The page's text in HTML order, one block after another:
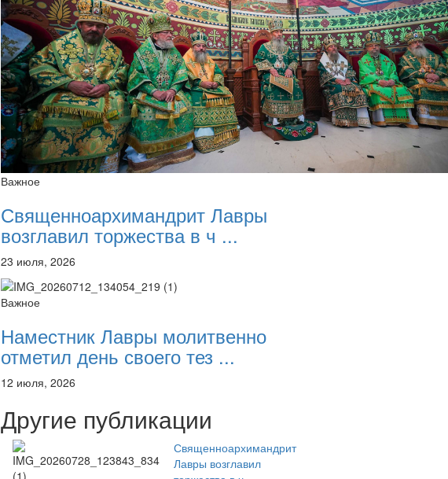
Важное
Священноархимандрит Лавры
возглавил торжества в ч ...
23 июля, 2026
Важное
Наместник Лавры молитвенно
отметил день своего тез ...
12 июля, 2026
Другие публикации
Священноархимандрит
Лавры возглавил